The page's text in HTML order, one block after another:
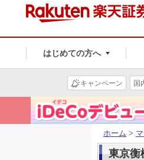
はじめての方へ
キャンペーン 国
ホーム >
東京衡